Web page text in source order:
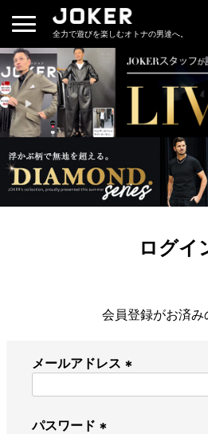
全力で遊びを楽しむオトナの男達へ。
ログイ
会員登録がお済み
メールアドレス
パスワード